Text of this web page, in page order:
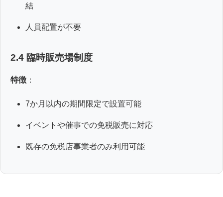
結
人員配置が不要
2.4 臨時販売場制度
特徴 ：
7か月以内の期間限定で設置可能
イベントや催事での免税販売に対応
既存の免税店事業者のみ利用可能